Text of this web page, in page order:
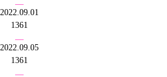
2022.09.01
1361
2022.09.05
1361